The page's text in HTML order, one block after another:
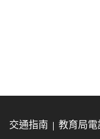
交通指南 教育局電